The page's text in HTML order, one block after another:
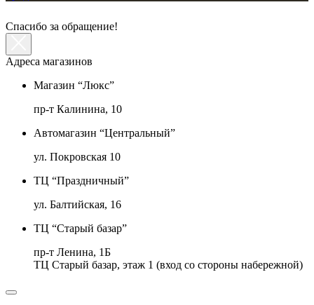
Спасибо за обращение!
Адреса магазинов
Магазин “Люкс”
пр-т Калинина, 10
Автомагазин “Центральный”
ул. Покровская 10
ТЦ “Праздничный”
ул. Балтийская, 16
ТЦ “Старый базар”
пр-т Ленина, 1Б
ТЦ Старый базар, этаж 1 (вход со стороны набережной)